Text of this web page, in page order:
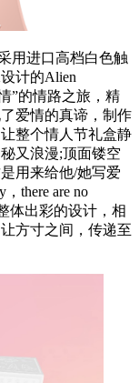
用进口高档白色触
计的Alien
”的情路之旅，精
爱情的真谛，制作
整个情人节礼盒静
又浪漫;顶面镂空
用来给他/她写爱
there are no
体出彩的设计，相
方寸之间，传递至